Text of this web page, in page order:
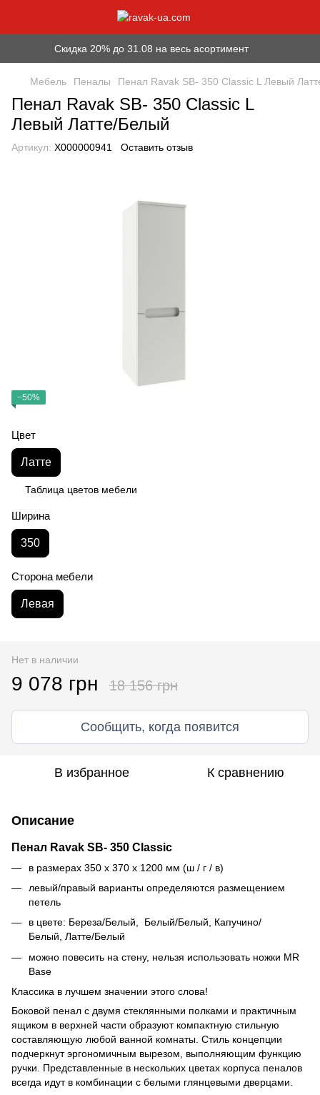
Скидка 20% до 31.08 на весь асортимент
Мебель Пеналы Пенал Ravak SB- 350 Classic L Левый
Пенал Ravak SB- 350 Classic L
Левый Латте/Белый
Артикул: X000000941 Оставить отзыв
−50%
Цвет
Латте
Таблица цветов мебели
Ширина
350
Сторона мебели
Левая
Нет в наличии
9 078 грн 18 156 грн
Сообщить, когда появится
В избранное К сравнению
Описание
Пенал Ravak SB- 350 Classic
в размерах 350 x 370 x 1200 мм (ш / г / в)
левый/правый варианты определяются размещением
петель
в цвете: Береза/Белый, Белый/Белый, Капучино/
Белый, Латте/Белый
можно повесить на стену, нельзя использовать ножки MR
Base
Классика в лучшем значении этого слова!
Боковой пенал с двумя стеклянными полками и практичным
ящиком в верхней части образуют компактную стильную
составляющую любой ванной комнаты. Стиль концепции
подчеркнут эргономичным вырезом, выполняющим функцию
ручки. Представленные в нескольких цветах корпуса пеналов
всегда идут в комбинации с белыми глянцевыми дверцами.